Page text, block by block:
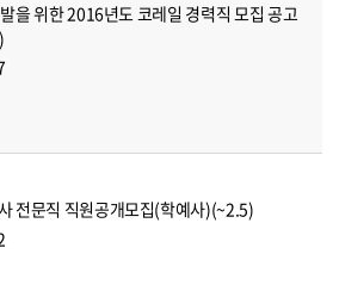
을 위한 2016년도 코레일 경력직 모집 공고
전문직 직원공개모집(학예사)(~2.5)